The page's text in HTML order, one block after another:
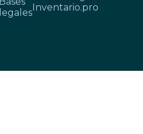
legalesInventario.pro